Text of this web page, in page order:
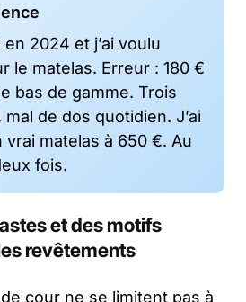
en 2024 et j’ai voulu
le matelas. Erreur : 180 €
bas de gamme. Trois
de dos quotidien. J’ai
matelas à 650 €. Au
fois.
et des motifs
revêtements
cour ne se limitent pas à